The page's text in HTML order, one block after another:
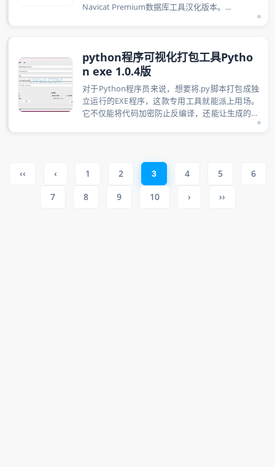
Navicat Premium数据库工具汉化版本。...
python程序可视化打包工具Pytho
n exe 1.0.4版
对于Python程序员来说，想要将.py脚本打包成独
立运行的EXE程序，这款专用工具就能派上用场。
它不仅能将代码加密防止反编译，还能让生成的软
‹‹ ‹ 1 2 3 4 5
6
7
8 9 10 › ››